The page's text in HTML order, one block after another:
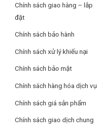
Chính sách giao hàng – lắp
đặt
Chính sách bảo hành
Chính sách xử lý khiếu nại
Chính sách bảo mật
Chính sách hàng hóa dịch vụ
Chính sách giá sản phẩm
Chính sách giao dịch chung